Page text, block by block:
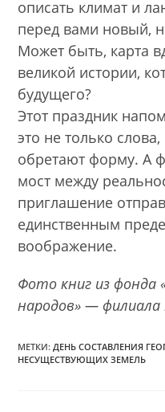
описать климат и
перед вами новый,
Может быть, карта
великой истории,
будущего?
Этот праздник
это не только
обретают форму. А
мост между
приглашение
единственным
воображение.
Фото книг из фонда
народов» —
МЕТКИ:ДЕНЬ СОСТАВЛЕНИЯ
НЕСУЩЕСТВУЮЩИХ ЗЕМЕЛЬ